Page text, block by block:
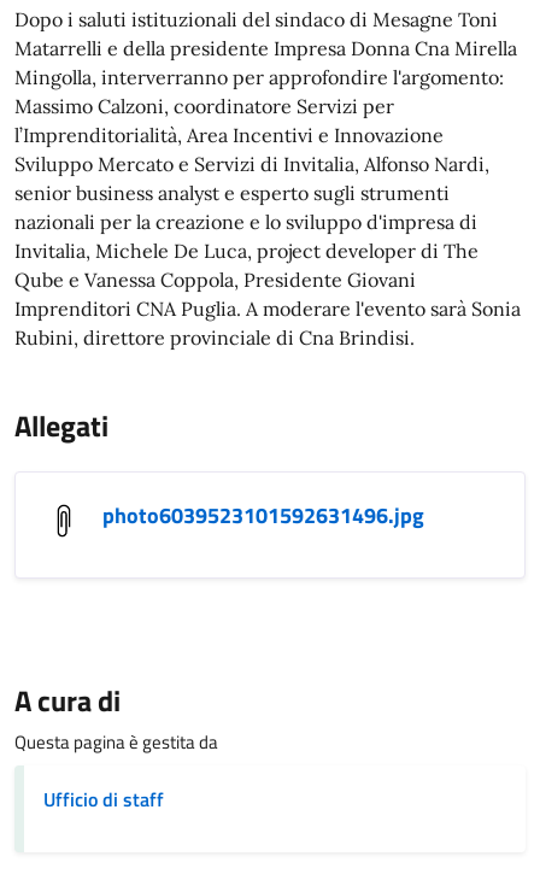
Dopo i saluti istituzionali del sindaco di Mesagne Toni
Matarrelli e della presidente Impresa Donna Cna Mirella
Mingolla, interverranno per approfondire l'argomento:
Massimo Calzoni, coordinatore Servizi per
l’Imprenditorialità, Area Incentivi e Innovazione
Sviluppo Mercato e Servizi di Invitalia, Alfonso Nardi,
senior business analyst e esperto sugli strumenti
nazionali per la creazione e lo sviluppo d'impresa di
Invitalia, Michele De Luca, project developer di The
Qube e Vanessa Coppola, Presidente Giovani
Imprenditori CNA Puglia. A moderare l'evento sarà Sonia
Rubini, direttore provinciale di Cna Brindisi.
Allegati
photo6039523101592631496.jpg
A cura di
Questa pagina è gestita da
Ufficio di staff